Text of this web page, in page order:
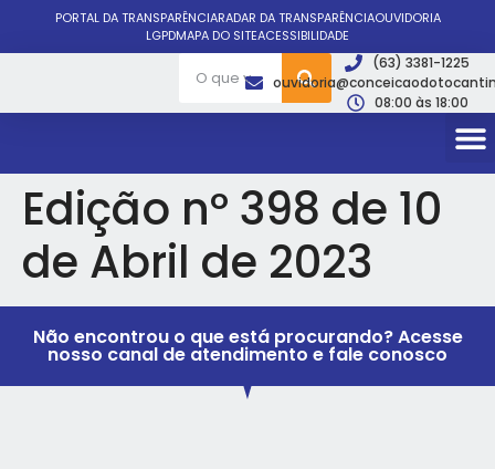
PORTAL DA TRANSPARÊNCIARADAR DA TRANSPARÊNCIAOUVIDORIA
LGPDMAPA DO SITEACESSIBILIDADE
(63) 3381-1225
08:00 às 18:00
Edição nº 398 de 10
de Abril de 2023
Não encontrou o que está procurando? Acesse
nosso canal de atendimento e fale conosco